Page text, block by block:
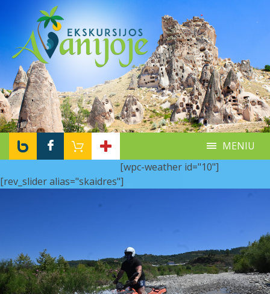
MENIU
[wpc-weather id="10"]
[rev_slider alias="skaidres"]